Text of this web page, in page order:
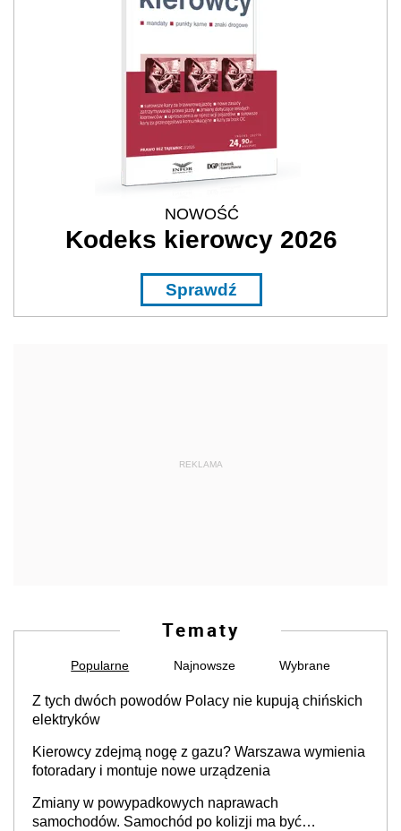
NOWOŚĆ
Kodeks kierowcy 2026
Sprawdź
REKLAMA
Tematy
Popularne Najnowsze Wybrane
Z tych dwóch powodów Polacy nie kupują chińskich
elektryków
Kierowcy zdejmą nogę z gazu? Warszawa wymienia
fotoradary i montuje nowe urządzenia
Zmiany w powypadkowych naprawach
samochodów. Samochód po kolizji ma być